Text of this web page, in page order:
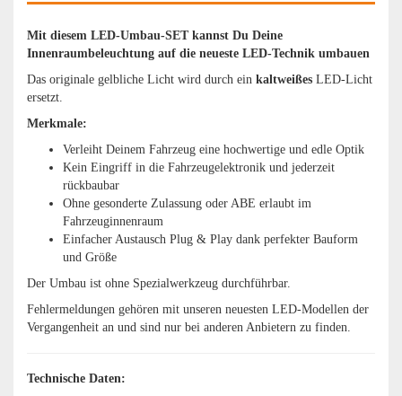
Mit diesem LED-Umbau-SET kannst Du Deine
Innenraumbeleuchtung auf die neueste LED-Technik umbauen
Das originale gelbliche Licht wird durch ein kaltweißes LED-Licht
ersetzt.
Merkmale:
Verleiht Deinem Fahrzeug eine hochwertige und edle Optik
Kein Eingriff in die Fahrzeugelektronik und jederzeit
rückbaubar
Ohne gesonderte Zulassung oder ABE erlaubt im
Fahrzeuginnenraum
Einfacher Austausch Plug & Play dank perfekter Bauform
und Größe
Der Umbau ist ohne Spezialwerkzeug durchführbar.
Fehlermeldungen gehören mit unseren neuesten LED-Modellen der
Vergangenheit an und sind nur bei anderen Anbietern zu finden.
Technische Daten: